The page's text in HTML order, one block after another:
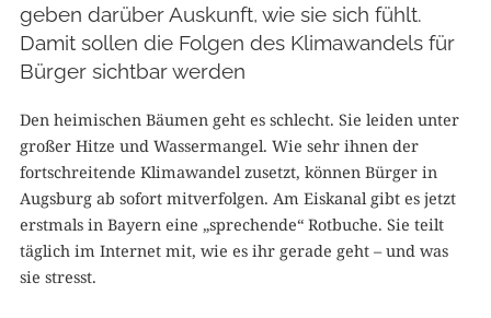
geben darüber Auskunft, wie sie sich fühlt.
Damit sollen die Folgen des Klimawandels für
Bürger sichtbar werden
Den heimischen Bäumen geht es schlecht. Sie leiden unter
großer Hitze und Wassermangel. Wie sehr ihnen der
fortschreitende Klimawandel zusetzt, können Bürger in
Augsburg ab sofort mitverfolgen. Am Eiskanal gibt es jetzt
erstmals in Bayern eine „sprechende“ Rotbuche. Sie teilt
täglich im Internet mit, wie es ihr gerade geht – und was
sie stresst.